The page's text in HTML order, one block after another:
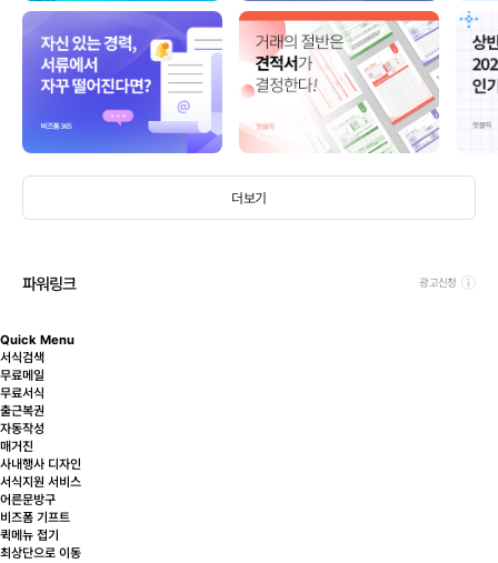
더보기
파워링크 광고신청
Quick Menu
서식검색
무료메일
무료서식
출근복권
자동작성
매거진
사내행사 디자인
서식지원 서비스
어른문방구
비즈폼 기프트
퀵메뉴 접기
최상단으로 이동